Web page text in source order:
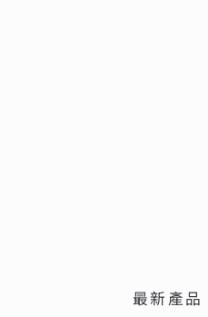
最新產品